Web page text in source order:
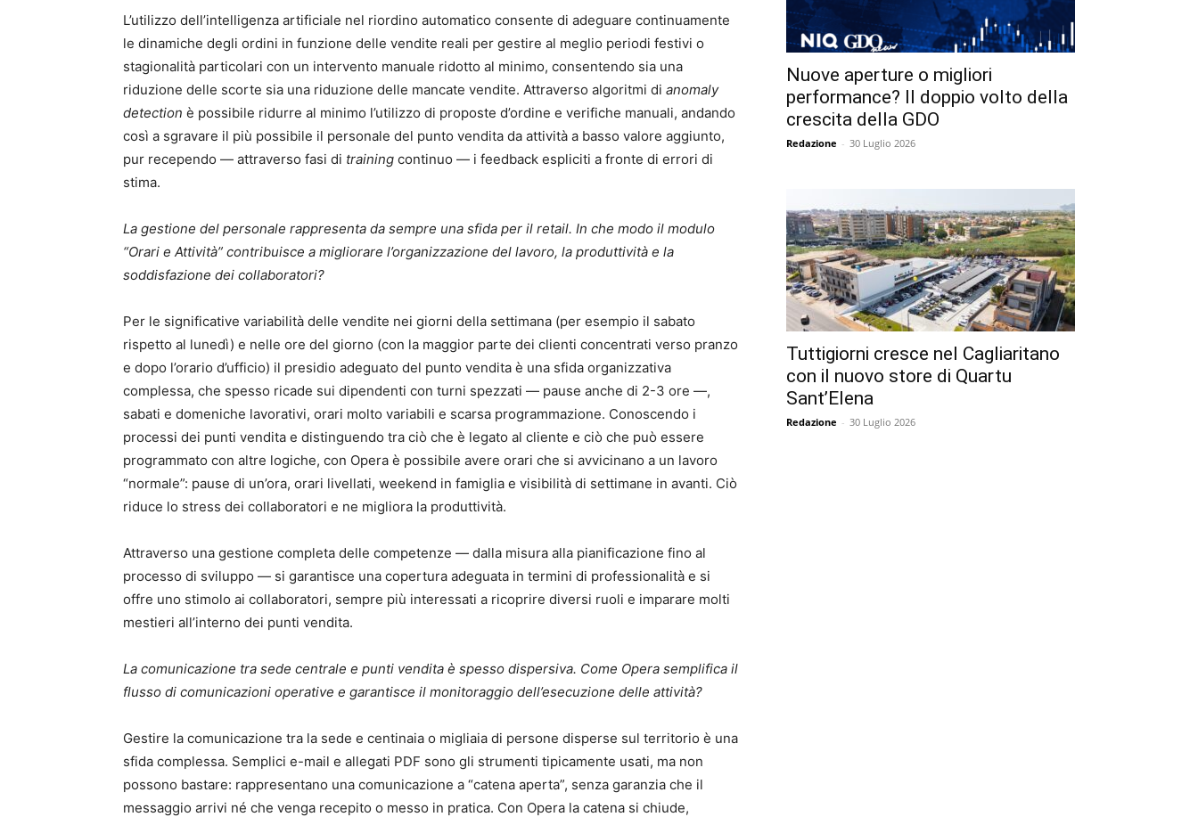
L’utilizzo dell’intelligenza artificiale nel riordino automatico consente di adeguare continuamente
le dinamiche degli ordini in funzione delle vendite reali per gestire al meglio periodi festivi o
stagionalità particolari con un intervento manuale ridotto al minimo, consentendo sia una
riduzione delle scorte sia una riduzione delle mancate vendite. Attraverso algoritmi di anomaly
detection è possibile ridurre al minimo l’utilizzo di proposte d’ordine e verifiche manuali, andando
così a sgravare il più possibile il personale del punto vendita da attività a basso valore aggiunto,
pur recependo — attraverso fasi di training continuo — i feedback espliciti a fronte di errori di
stima.
La gestione del personale rappresenta da sempre una sfida per il retail. In che modo il modulo
“Orari e Attività” contribuisce a migliorare l’organizzazione del lavoro, la produttività e la
soddisfazione dei collaboratori?
Per le significative variabilità delle vendite nei giorni della settimana (per esempio il sabato
rispetto al lunedì) e nelle ore del giorno (con la maggior parte dei clienti concentrati verso pranzo
e dopo l’orario d’ufficio) il presidio adeguato del punto vendita è una sfida organizzativa
complessa, che spesso ricade sui dipendenti con turni spezzati — pause anche di 2-3 ore —,
sabati e domeniche lavorativi, orari molto variabili e scarsa programmazione. Conoscendo i
processi dei punti vendita e distinguendo tra ciò che è legato al cliente e ciò che può essere
programmato con altre logiche, con Opera è possibile avere orari che si avvicinano a un lavoro
“normale”: pause di un’ora, orari livellati, weekend in famiglia e visibilità di settimane in avanti. Ciò
riduce lo stress dei collaboratori e ne migliora la produttività.
Attraverso una gestione completa delle competenze — dalla misura alla pianificazione fino al
processo di sviluppo — si garantisce una copertura adeguata in termini di professionalità e si
offre uno stimolo ai collaboratori, sempre più interessati a ricoprire diversi ruoli e imparare molti
mestieri all’interno dei punti vendita.
La comunicazione tra sede centrale e punti vendita è spesso dispersiva. Come Opera semplifica il
flusso di comunicazioni operative e garantisce il monitoraggio dell’esecuzione delle attività?
Gestire la comunicazione tra la sede e centinaia o migliaia di persone disperse sul territorio è una
sfida complessa. Semplici e-mail e allegati PDF sono gli strumenti tipicamente usati, ma non
possono bastare: rappresentano una comunicazione a “catena aperta”, senza garanzia che il
messaggio arrivi né che venga recepito o messo in pratica. Con Opera la catena si chiude,
Nuove aperture o migliori
performance? Il doppio volto della
crescita della GDO
Redazione - 30 Luglio 2026
Tuttigiorni cresce nel Cagliaritano
con il nuovo store di Quartu
Sant’Elena
Redazione - 30 Luglio 2026